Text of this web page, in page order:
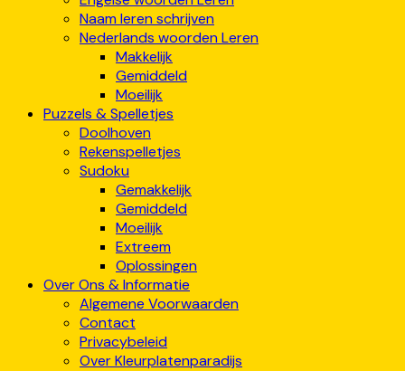
Naam leren schrijven
Nederlands woorden Leren
Makkelijk
Gemiddeld
Moeilijk
Puzzels & Spelletjes
Doolhoven
Rekenspelletjes
Sudoku
Gemakkelijk
Gemiddeld
Moeilijk
Extreem
Oplossingen
Over Ons & Informatie
Algemene Voorwaarden
Contact
Privacybeleid
Over Kleurplatenparadijs